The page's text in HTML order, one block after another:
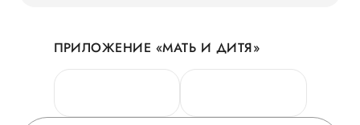
Новости
Руководство
Сотрудничество
Личный кабинет
Персональные данные
Горячая линия качества
ПРИЛОЖЕНИЕ «МАТЬ И ДИТЯ»